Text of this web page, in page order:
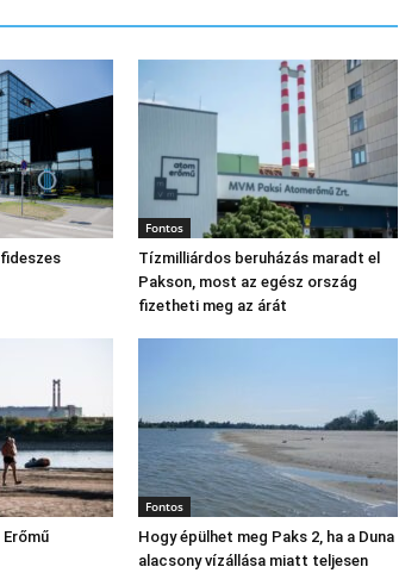
Fontos
Tízmilliárdos beruházás maradt el
Pakson, most az egész ország
fizetheti meg az árát
Erőmű
Fontos
Hogy épülhet meg Paks 2, ha a Duna
alacsony vízállása miatt teljesen